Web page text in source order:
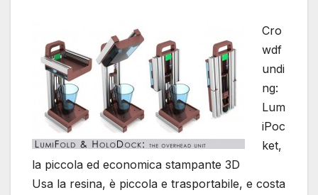
Cro
wdf
undi
ng:
Lum
iPoc
ket,
la piccola ed economica stampante 3D
Usa la resina, è piccola e trasportabile, e costa